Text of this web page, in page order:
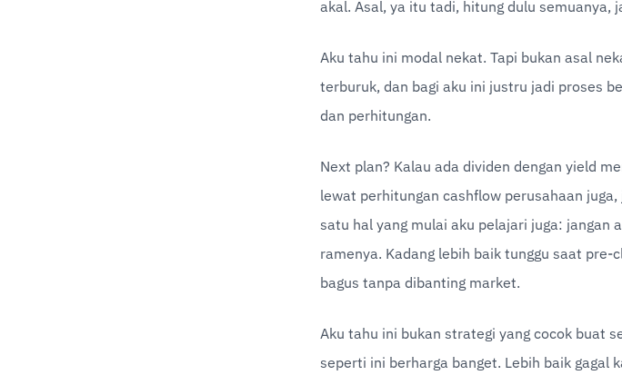
akal. Asal, ya itu tadi, hitung dulu semuanya,
Aku tahu ini modal nekat. Tapi bukan asal
terburuk, dan bagi aku ini justru jadi proses
dan perhitungan.
Next plan? Kalau ada dividen dengan yield
lewat perhitungan cashflow perusahaan
satu hal yang mulai aku pelajari juga: jangan
ramenya. Kadang lebih baik tunggu saat
bagus tanpa dibanting market.
Aku tahu ini bukan strategi yang cocok buat
seperti ini berharga banget. Lebih baik gagal